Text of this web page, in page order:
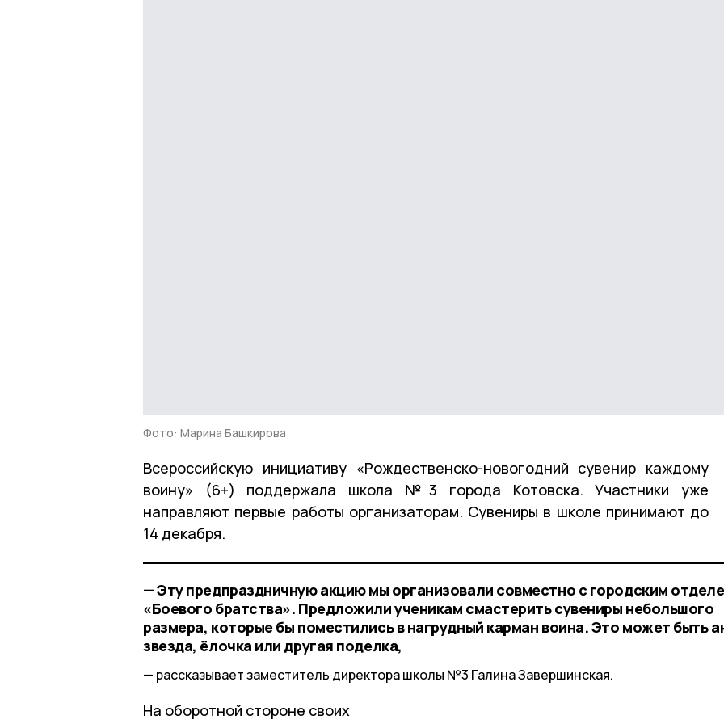
Фото: Марина Башкирова
Всероссийскую инициативу «Рождественско-новогодний сувенир каждому
воину» (6+) поддержала школа №3 города Котовска. Участники уже
направляют первые работы организаторам. Сувениры в школе принимают до
14 декабря.
— Эту предпраздничную акцию мы организовали совместно с городским
«Боевого братства». Предложили ученикам смастерить сувениры небольшого
размера, которые бы поместились в нагрудный карман воина. Это может быть
звезда, ёлочка или другая поделка,
рассказывает заместитель директора школы №3 Галина Завершинская.
На оборотной стороне своих